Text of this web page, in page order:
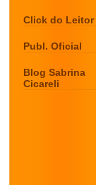
Click do Leitor
Publ. Oficial
Blog Sabrina
Cicareli